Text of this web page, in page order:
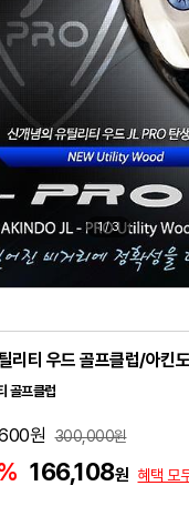
1/3
리티 우드 골프클럽/아킨
골프클럽
원 300,000원
166,108원 혜택 모